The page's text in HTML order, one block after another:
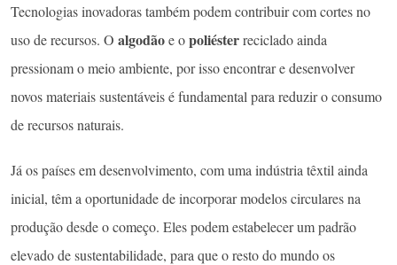
Tecnologias inovadoras também podem contribuir com cortes no
uso de recursos. O algodãoe opoliésterreciclado ainda
pressionam o meio ambiente, por isso encontrar e desenvolver
novos materiais sustentáveis é fundamental para reduzir o consumo
de recursos naturais.
Já os países em desenvolvimento, com uma indústria têxtil ainda
inicial, têm a oportunidade de incorporar modelos circulares na
produção desde o começo. Eles podem estabelecer um padrão
elevado de sustentabilidade, para que o resto do mundo os